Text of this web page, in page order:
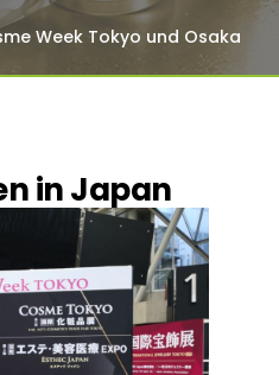
Week Tokyo und Osaka
in Japan